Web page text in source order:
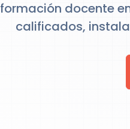
formación docente
calificados,